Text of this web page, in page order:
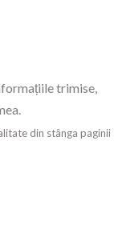
trimise,
din stânga paginii